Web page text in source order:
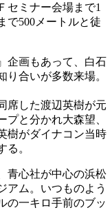
セミナー会場まで1
で500メートルと徒
企画もあって、白石
り合いが多数来場。
席した渡辺英樹が元
と分かれ大森望、
樹がダイナコン当時
る。
青心社が中心の浜松
アム。いつものよう
の一キロ手前のブッ